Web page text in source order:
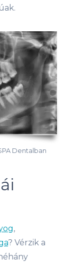
Dentalban
,
? Vérzik a